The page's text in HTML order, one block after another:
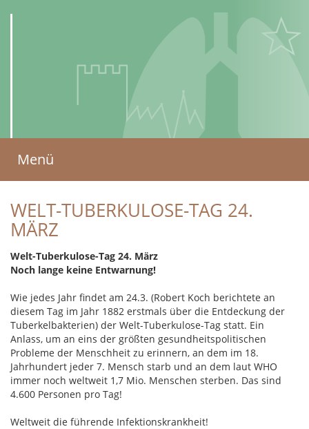
AMBULANTES
ZENTRUM
und Schlafmedizin
(AZLS)
Menü
WELT-TUBERKULOSE-TAG 24.
MÄRZ
Welt-Tuberkulose-Tag 24. März
Noch lange keine Entwarnung!
Wie jedes Jahr findet am 24.3. (Robert Koch berichtete an
diesem Tag im Jahr 1882 erstmals über die Entdeckung der
Tuberkelbakterien) der Welt-Tuberkulose-Tag statt. Ein
Anlass, um an eins der größten gesundheitspolitischen
Probleme der Menschheit zu erinnern, an dem im 18.
Jahrhundert jeder 7. Mensch starb und an dem laut WHO
immer noch weltweit 1,7 Mio. Menschen sterben. Das sind
4.600 Personen pro Tag!
Weltweit die führende Infektionskrankheit!